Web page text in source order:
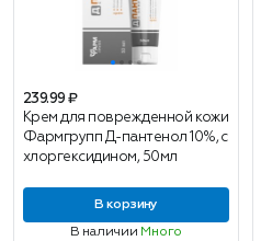
239.99 ₽
Крем для поврежденной кожи
Фармгрупп Д-пантенол 10%, с
хлоргексидином, 50мл
В корзину
В наличии Много